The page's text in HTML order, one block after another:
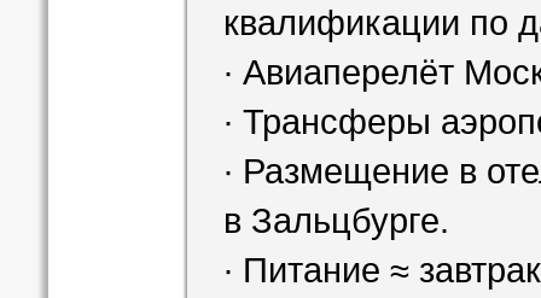
квалификации по
∙ Авиаперелёт
∙ Трансферы
∙ Размещение в
в Зальцбурге.
∙ Питание ≈